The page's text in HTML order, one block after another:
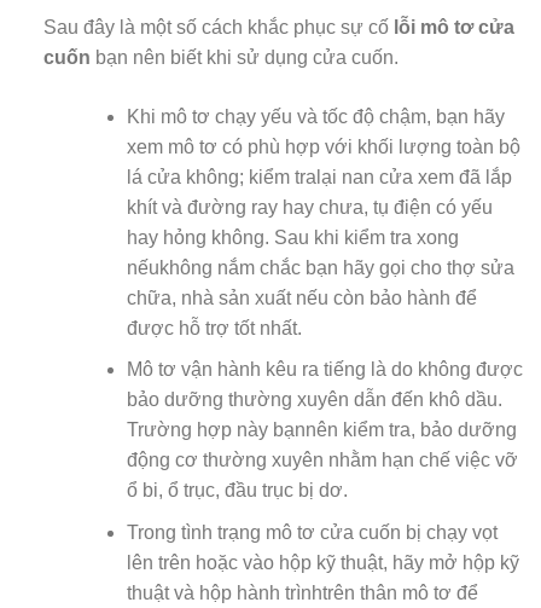
Sau đây là một số cách khắc phục sự cố lỗi mô tơ cửa
cuốn bạn nên biết khi sử dụng cửa cuốn.
Khi mô tơ chạy yếu và tốc độ chậm, bạn hãy
xem mô tơ có phù hợp với khối lượng toàn bộ
lá cửa không; kiểm tralại nan cửa xem đã lắp
khít và đường ray hay chưa, tụ điện có yếu
hay hỏng không. Sau khi kiểm tra xong
nếukhông nắm chắc bạn hãy gọi cho thợ sửa
chữa, nhà sản xuất nếu còn bảo hành để
được hỗ trợ tốt nhất.
Mô tơ vận hành kêu ra tiếng là do không được
bảo dưỡng thường xuyên dẫn đến khô dầu.
Trường hợp này bạnnên kiểm tra, bảo dưỡng
động cơ thường xuyên nhằm hạn chế việc vỡ
ổ bi, ổ trục, đầu trục bị dơ.
Trong tình trạng mô tơ cửa cuốn bị chạy vọt
lên trên hoặc vào hộp kỹ thuật, hãy mở hộp kỹ
thuật và hộp hành trìnhtrên thân mô tơ để